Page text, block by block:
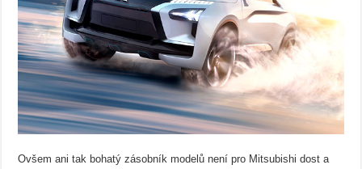
Ovšem ani tak bohatý zásobník modelů není pro Mitsubishi dost a